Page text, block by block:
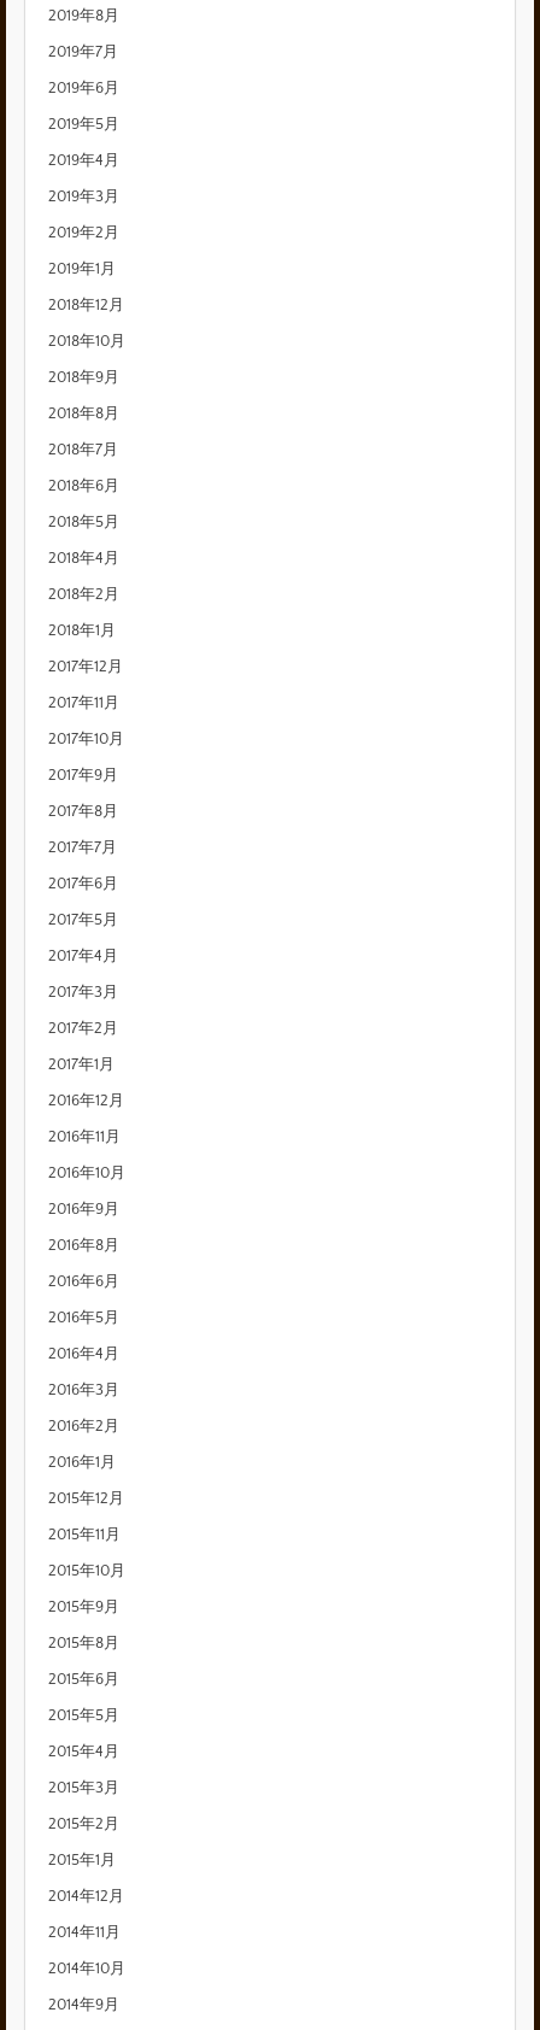
2019年8月
2019年7月
2019年6月
2019年5月
2019年4月
2019年3月
2019年2月
2019年1月
2018年12月
2018年10月
2018年9月
2018年8月
2018年7月
2018年6月
2018年5月
2018年4月
2018年2月
2018年1月
2017年12月
2017年11月
2017年10月
2017年9月
2017年8月
2017年7月
2017年6月
2017年5月
2017年4月
2017年3月
2017年2月
2017年1月
2016年12月
2016年11月
2016年10月
2016年9月
2016年8月
2016年6月
2016年5月
2016年4月
2016年3月
2016年2月
2016年1月
2015年12月
2015年11月
2015年10月
2015年9月
2015年8月
2015年6月
2015年5月
2015年4月
2015年3月
2015年2月
2015年1月
2014年12月
2014年11月
2014年10月
2014年9月